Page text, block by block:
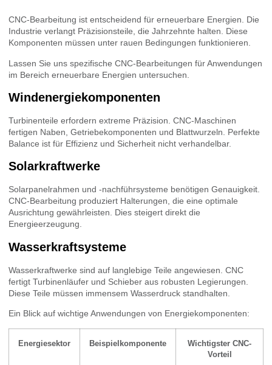
CNC-Bearbeitung ist entscheidend für erneuerbare Energien. Die
Industrie verlangt Präzisionsteile, die Jahrzehnte halten. Diese
Komponenten müssen unter rauen Bedingungen funktionieren.
Lassen Sie uns spezifische CNC-Bearbeitungen für Anwendungen
im Bereich erneuerbare Energien untersuchen.
Windenergiekomponenten
Turbinenteile erfordern extreme Präzision. CNC-Maschinen
fertigen Naben, Getriebekomponenten und Blattwurzeln. Perfekte
Balance ist für Effizienz und Sicherheit nicht verhandelbar.
Solarkraftwerke
Solarpanelrahmen und -nachführsysteme benötigen Genauigkeit.
CNC-Bearbeitung produziert Halterungen, die eine optimale
Ausrichtung gewährleisten. Dies steigert direkt die
Energieerzeugung.
Wasserkraftsysteme
Wasserkraftwerke sind auf langlebige Teile angewiesen. CNC
fertigt Turbinenläufer und Schieber aus robusten Legierungen.
Diese Teile müssen immensem Wasserdruck standhalten.
Ein Blick auf wichtige Anwendungen von Energiekomponenten:
Energiesektor Beispielkomponente
Wichtigster CNC-
Vorteil